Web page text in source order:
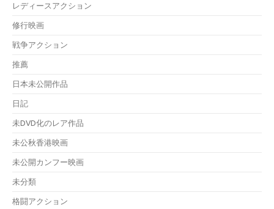
レディースアクション
修行映画
戦争アクション
推薦
日本未公開作品
日記
未DVD化のレア作品
未公秋香港映画
未公開カンフー映画
未分類
格闘アクション